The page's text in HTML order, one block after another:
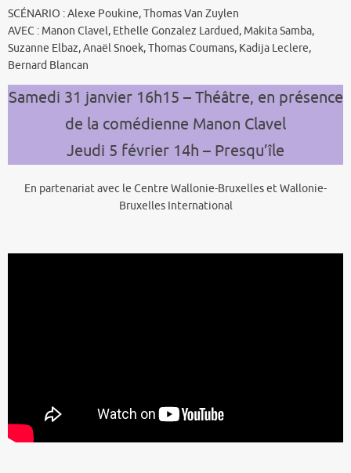
SCÉNARIO : Alexe Poukine, Thomas Van Zuylen
AVEC : Manon Clavel, Ethelle Gonzalez Lardued, Makita Samba,
Suzanne Elbaz, Anaël Snoek, Thomas Coumans, Kadija Leclere,
Bernard Blancan
Samedi 31 janvier 16h15 – Théâtre, en présence
de la comédienne Manon Clavel
Jeudi 5 février 14h – Presqu’île
En partenariat avec le Centre Wallonie-Bruxelles et Wallonie-
Bruxelles International